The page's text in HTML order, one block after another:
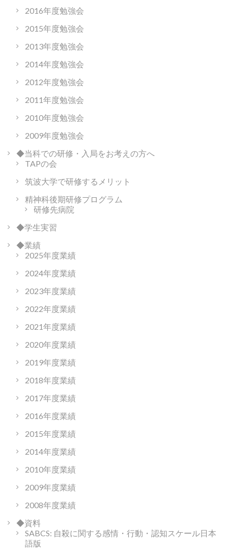
2016年度勉強会
2015年度勉強会
2013年度勉強会
2014年度勉強会
2012年度勉強会
2011年度勉強会
2010年度勉強会
2009年度勉強会
◆当科での研修・入局をお考えの方へ
TAPの会
筑波大学で研修するメリット
精神科後期研修プログラム
研修先病院
◆学生実習
◆業績
2025年度業績
2024年度業績
2023年度業績
2022年度業績
2021年度業績
2020年度業績
2019年度業績
2018年度業績
2017年度業績
2016年度業績
2015年度業績
2014年度業績
2010年度業績
2009年度業績
2008年度業績
◆資料
SABCS: 自殺に関する感情・行動・認知スケール日本
語版